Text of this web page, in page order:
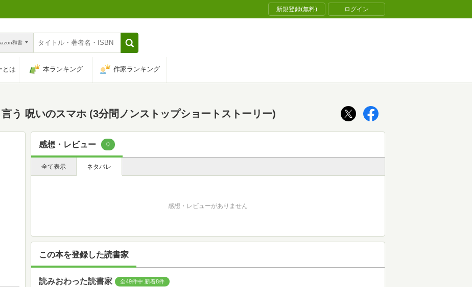
新規登録(無料) ログイン
和書
とは 本ランキング 作家ランキング
う 呪いのスマホ (3分間ノンストップショートストーリー)
感想・レビュー 0
全て表示 ネタバレ
感想・レビューがありません
この本を登録した読書家
読みおわった読書家 全49件中 新着8件